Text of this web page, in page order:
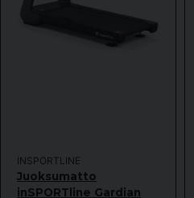
INSPORTLINE
Juoksumatto
inSPORTline Gardian